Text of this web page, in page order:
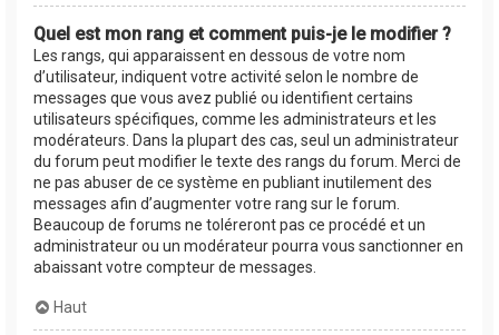
Quel est mon rang et comment puis-je le modifier ?
Les rangs, qui apparaissent en dessous de votre nom
d’utilisateur, indiquent votre activité selon le nombre de
messages que vous avez publié ou identifient certains
utilisateurs spécifiques, comme les administrateurs et les
modérateurs. Dans la plupart des cas, seul un administrateur
du forum peut modifier le texte des rangs du forum. Merci de
ne pas abuser de ce système en publiant inutilement des
messages afin d’augmenter votre rang sur le forum.
Beaucoup de forums ne toléreront pas ce procédé et un
administrateur ou un modérateur pourra vous sanctionner en
abaissant votre compteur de messages.
Haut